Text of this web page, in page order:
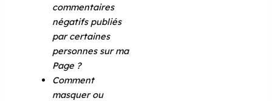
commentaires
négatifs publiés
par certaines
personnes sur ma
Page ?
Comment
masquer ou